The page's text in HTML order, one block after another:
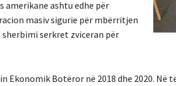
amerikane ashtu edhe për
masiv sigurie për mbërritjen
serkret zviceran për
Ekonomik Botëror në 2018 dhe 2020.